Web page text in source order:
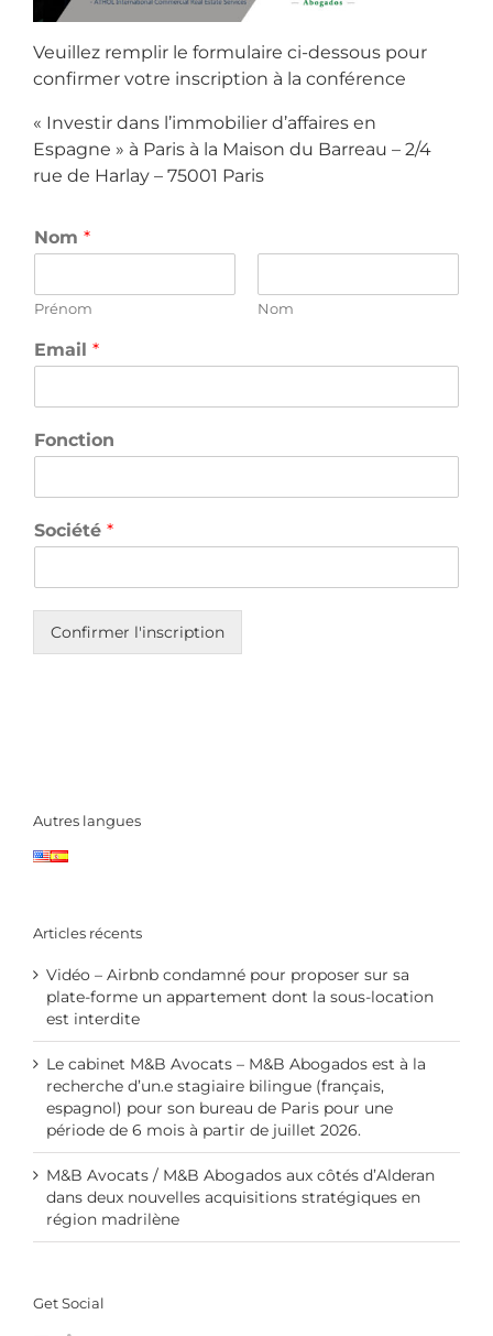
Veuillez remplir le formulaire ci-dessous pour
confirmer votre inscription à la conférence
« Investir dans l’immobilier d’affaires en
Espagne » à Paris à la Maison du Barreau – 2/4
rue de Harlay – 75001 Paris
Nom *
Prénom Nom
Email *
Fonction
Société *
Confirmer l'inscription
Autres langues
Articles récents
Vidéo – Airbnb condamné pour proposer sur sa
plate-forme un appartement dont la sous-location
est interdite
Le cabinet M&B Avocats – M&B Abogados est à la
recherche d’un.e stagiaire bilingue (français,
espagnol) pour son bureau de Paris pour une
période de 6 mois à partir de juillet 2026.
M&B Avocats / M&B Abogados aux côtés d’Alderan
dans deux nouvelles acquisitions stratégiques en
région madrilène
Get Social